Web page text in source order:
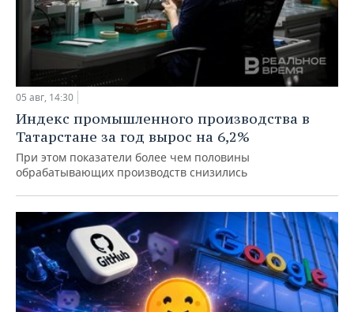
05 авг, 14:30
Индекс промышленного производства в
Татарстане за год вырос на 6,2%
При этом показатели более чем половины
обрабатывающих производств снизились